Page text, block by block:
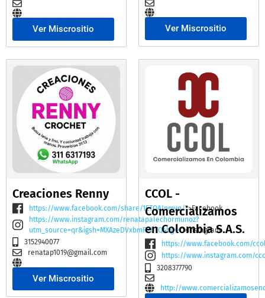
Ver Miscrositio Ver Miscrositio
Creaciones Renny
https://www.facebook.com/share/1ETQAJnmvq/">Facebook
https://www.instagram.com/renatapalechormunoz?
utm_source=qr&igsh=MXAzeDVxbmR2bTQ4bg==">Instagram
3152940077
renatap1019@gmail.com
Ver Miscrositio
CCOL -
Comercializamos
en Colombia S.A.S.
https://www.facebook.com/
https://www.instagram.com/
3208377790
http://